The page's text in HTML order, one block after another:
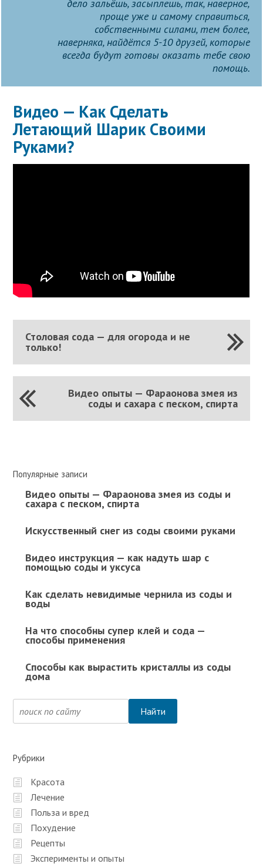
дело зальёшь, засыплешь, так, наверное,
проще уже и самому справиться,
собственными силами, тем более,
наверняка, найдётся 5-10 друзей, которые
всегда будут готовы оказать тебе свою
помощь.
Видео — Как Сделать
Летающий Шарик Своими
Руками?
Столовая сода — для огорода и не
только!
Видео опыты — Фараонова змея из
соды и сахара с песком, спирта
Популярные записи
Видео опыты — Фараонова змея из соды и
сахара с песком, спирта
Искусственный снег из соды своими руками
Видео инструкция — как надуть шар с
помощью соды и уксуса
Как сделать невидимые чернила из соды и
воды
На что способны супер клей и сода —
способы применения
Способы как вырастить кристаллы из соды
дома
Рубрики
Красота
Лечение
Польза и вред
Похудение
Рецепты
Эксперименты и опыты